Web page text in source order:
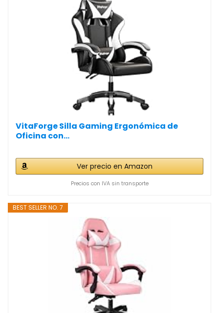
VitaForge Silla Gaming Ergonómica de
Oficina con...
Ver precio en Amazon
Precios con IVA sin transporte
BEST SELLER NO. 7